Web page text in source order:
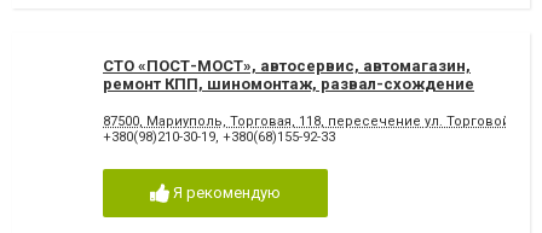
СТО «ПОСТ-МОСТ», автосервис, автомагазин,
ремонт КПП, шиномонтаж, развал-схождение
87500, Мариуполь, Торговая, 118, пересечение ул. Торговой и
+380(98)210-30-19 +380(68)155-92-33
Я рекомендую